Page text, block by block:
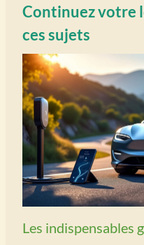
Continuez votre
ces sujets
Les indispensables